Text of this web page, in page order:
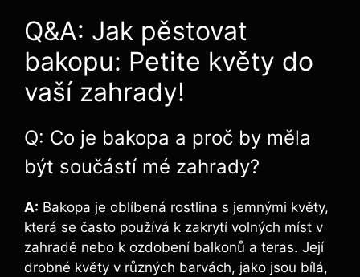
Q&A: Jak pěstovat
bakopu: Petite květy do
vaší zahrady!
Q: Co je bakopa a proč by měla
být součástí mé zahrady?
A: Bakopa je oblíbená rostlina s jemnými květy,
která se často používá k zakrytí volných míst v
zahradě nebo k ozdobení balkonů a teras. Její
drobné květy v různých barvách, jako jsou bílá,